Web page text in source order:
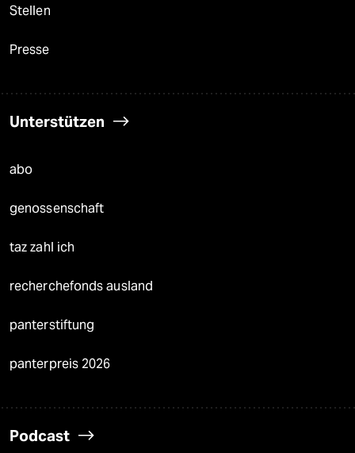
Stellen
Presse
Unterstützen
abo
genossenschaft
taz zahl ich
recherchefonds ausland
panterstiftung
panterpreis 2026
Podcast